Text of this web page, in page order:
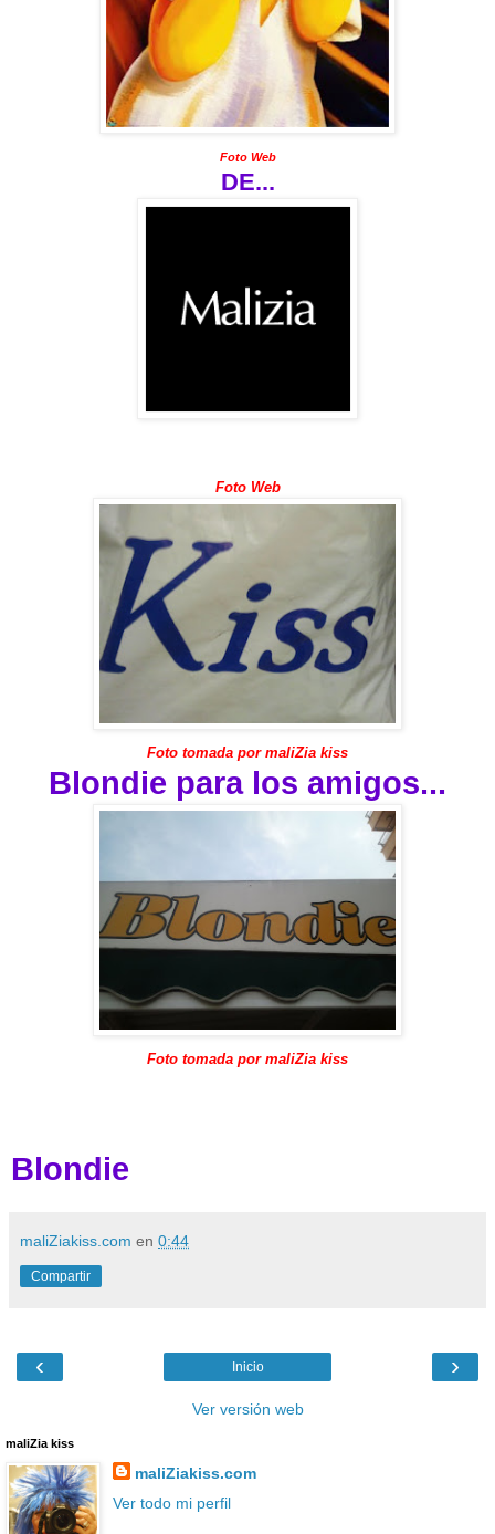
Foto Web
DE...
Foto Web
Foto tomada por maliZia kiss
Blondie para los amigos...
Foto tomada por maliZia kiss
Blondie
maliZiakiss.com en 0:44
Compartir
‹ ›
Inicio
Ver versión web
maliZia kiss
maliZiakiss.com
Ver todo mi perfil